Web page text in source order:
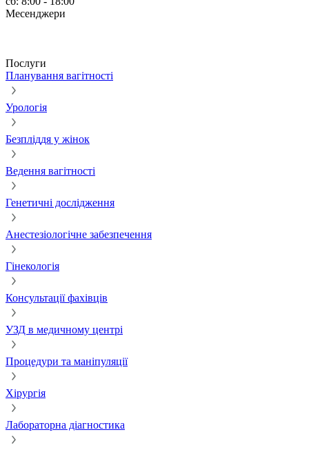
Месенджери
Послуги
Планування вагітності
Урологія
Безпліддя у жінок
Ведення вагітності
Генетичні дослідження
Анестезіологічне забезпечення
Гінекологія
Консультації фахівців
УЗД в медичному центрі
Процедури та маніпуляції
Хірургія
Лабораторна діагностика